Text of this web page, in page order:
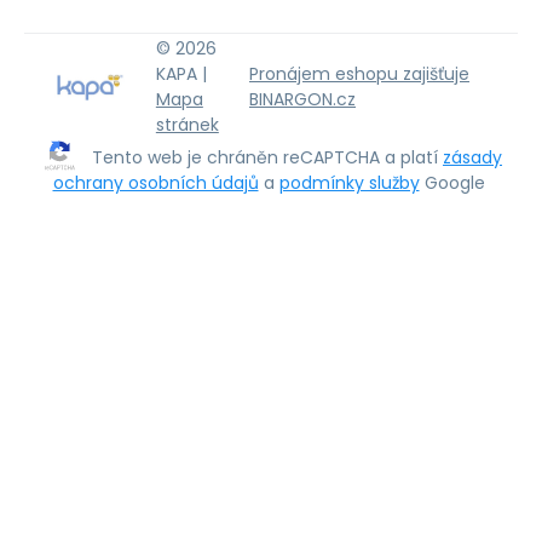
© 2026
KAPA |
Mapa
stránek
Pronájem eshopu zajišťuje
BINARGON.cz
Tento web je chráněn reCAPTCHA a platí zásady
ochrany osobních údajů a podmínky služby Google